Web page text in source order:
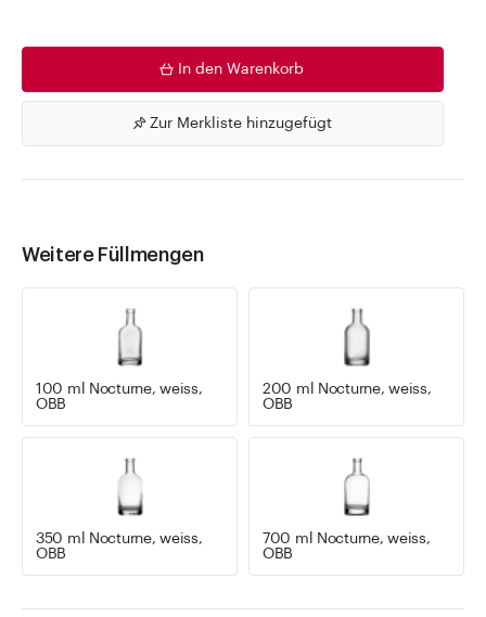
In den Warenkorb
Zur Merkliste hinzugefügt
Weitere Füllmengen
100 ml Nocturne, weiss,
OBB
200 ml Nocturne, weiss,
OBB
350 ml Nocturne, weiss,
OBB
700 ml Nocturne, weiss,
OBB